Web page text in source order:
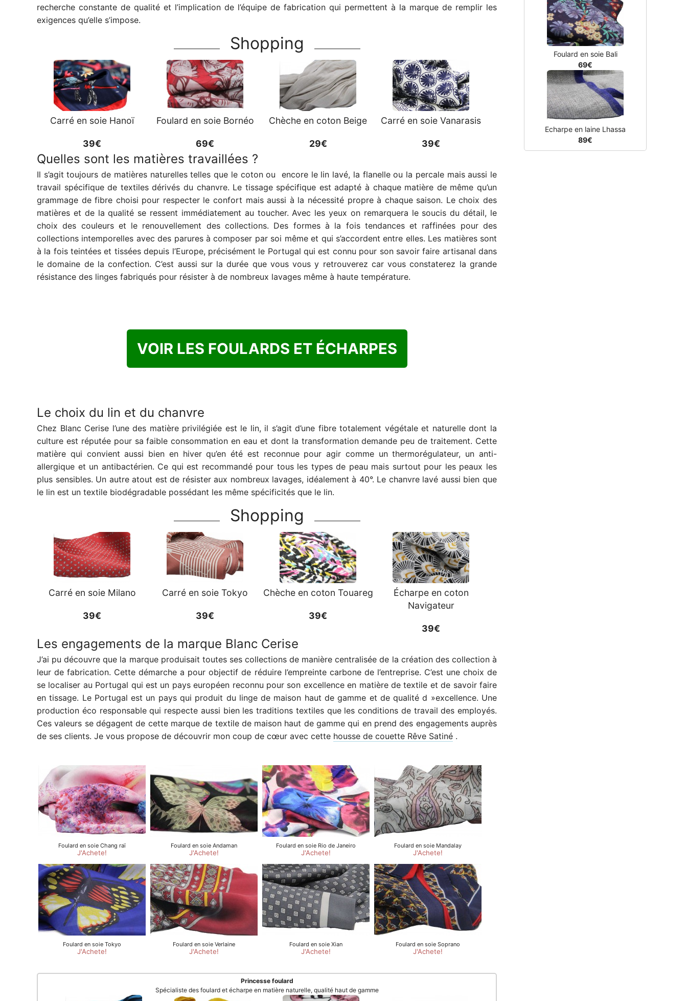
recherche constante de qualité et l’implication de l’équipe de fabrication qui permettent à la marque de remplir les
exigences qu’elle s’impose.
Shopping
Carré en soie Hanoï
39€
Foulard en soie Bornéo
69€
Chèche en coton Beige
29€
Carré en soie Vanarasis
39€
Quelles sont les matières travaillées ?
Il s’agit toujours de matières naturelles telles que le coton ou encore le lin lavé, la flanelle ou la percale mais aussi le
travail spécifique de textiles dérivés du chanvre. Le tissage spécifique est adapté à chaque matière de même qu’un
grammage de fibre choisi pour respecter le confort mais aussi à la nécessité propre à chaque saison. Le choix des
matières et de la qualité se ressent immédiatement au toucher. Avec les yeux on remarquera le soucis du détail, le
choix des couleurs et le renouvellement des collections. Des formes à la fois tendances et raffinées pour des
collections intemporelles avec des parures à composer par soi même et qui s’accordent entre elles. Les matières sont
à la fois teintées et tissées depuis l’Europe, précisément le Portugal qui est connu pour son savoir faire artisanal dans
le domaine de la confection. C’est aussi sur la durée que vous vous y retrouverez car vous constaterez la grande
résistance des linges fabriqués pour résister à de nombreux lavages même à haute température.
VOIR LES FOULARDS ET ÉCHARPES
Le choix du lin et du chanvre
Chez Blanc Cerise l’une des matière privilégiée est le lin, il s’agit d’une fibre totalement végétale et naturelle dont la
culture est réputée pour sa faible consommation en eau et dont la transformation demande peu de traitement. Cette
matière qui convient aussi bien en hiver qu’en été est reconnue pour agir comme un thermorégulateur, un anti-
allergique et un antibactérien. Ce qui est recommandé pour tous les types de peau mais surtout pour les peaux les
plus sensibles. Un autre atout est de résister aux nombreux lavages, idéalement à 40°. Le chanvre lavé aussi bien que
le lin est un textile biodégradable possédant les même spécificités que le lin.
Shopping
Carré en soie Milano
39€
Carré en soie Tokyo
39€
Chèche en coton Touareg
39€
Écharpe en coton
Navigateur
39€
Les engagements de la marque Blanc Cerise
J’ai pu découvre que la marque produisait toutes ses collections de manière centralisée de la création des collection à
leur de fabrication. Cette démarche a pour objectif de réduire l’empreinte carbone de l’entreprise. C’est une choix de
se localiser au Portugal qui est un pays européen reconnu pour son excellence en matière de textile et de savoir faire
en tissage. Le Portugal est un pays qui produit du linge de maison haut de gamme et de qualité d »excellence. Une
production éco responsable qui respecte aussi bien les traditions textiles que les conditions de travail des employés.
Ces valeurs se dégagent de cette marque de textile de maison haut de gamme qui en prend des engagements auprès
de ses clients. Je vous propose de découvrir mon coup de cœur avec cette housse de couette Rêve Satiné .
Princesse foulard
Spécialiste des foulard et écharpe en matière naturelle, qualité haut de gamme
Foulard en soie Bali
69€
Echarpe en laine Lhassa
89€